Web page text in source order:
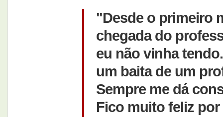
"Desde o primeiro
chegada do
eu não vinha
um baita de um
Sempre me dá
Fico muito feliz